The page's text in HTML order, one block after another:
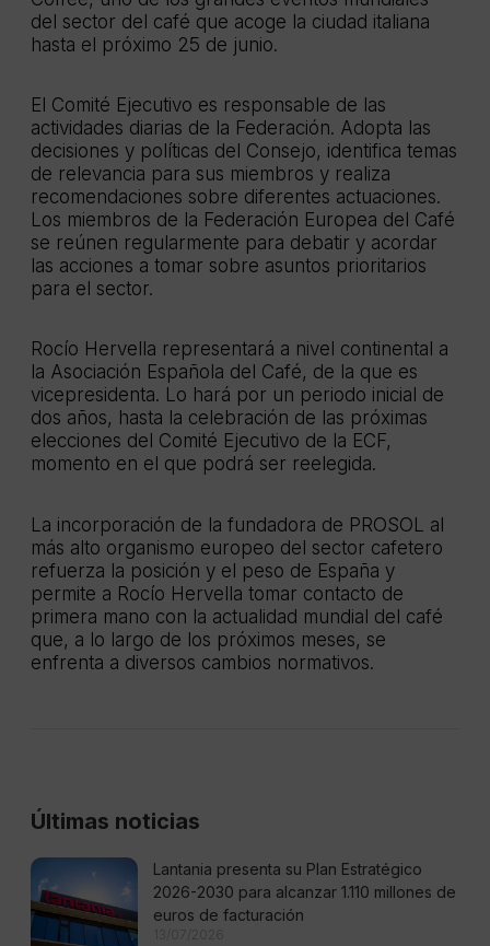
del sector del café que acoge la ciudad italiana
hasta el próximo 25 de junio.
El Comité Ejecutivo es responsable de las
actividades diarias de la Federación. Adopta las
decisiones y políticas del Consejo, identifica temas
de relevancia para sus miembros y realiza
recomendaciones sobre diferentes actuaciones.
Los miembros de la Federación Europea del Café
se reúnen regularmente para debatir y acordar
las acciones a tomar sobre asuntos prioritarios
para el sector.
Rocío Hervella representará a nivel continental a
la Asociación Española del Café, de la que es
vicepresidenta. Lo hará por un periodo inicial de
dos años, hasta la celebración de las próximas
elecciones del Comité Ejecutivo de la ECF,
momento en el que podrá ser reelegida.
La incorporación de la fundadora de PROSOL al
más alto organismo europeo del sector cafetero
refuerza la posición y el peso de España y
permite a Rocío Hervella tomar contacto de
primera mano con la actualidad mundial del café
que, a lo largo de los próximos meses, se
enfrenta a diversos cambios normativos.
Últimas noticias
Lantania presenta su Plan Estratégico
2026-2030 para alcanzar 1.110 millones de
euros de facturación
13/07/2026